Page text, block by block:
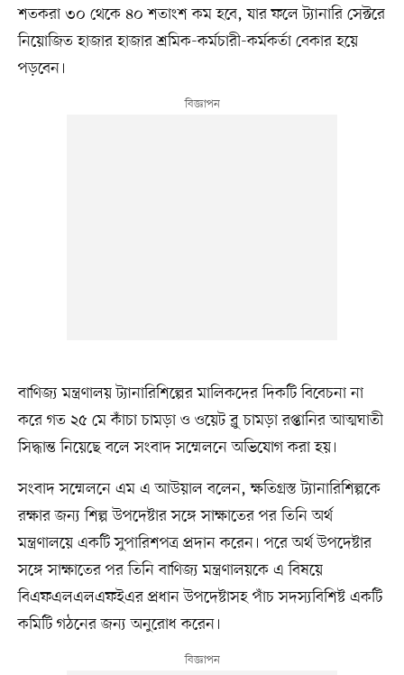
শতকরা ৩০ থেকে ৪০ শতাংশ কম হবে, যার ফলে ট্যানারি সেক্টরে
নিয়োজিত হাজার হাজার শ্রমিক-কর্মচারী-কর্মকর্তা বেকার হয়ে
পড়বেন।
বাণিজ্য মন্ত্রণালয় ট্যানারিশিল্পের মালিকদের দিকটি বিবেচনা না
করে গত ২৫ মে কাঁচা চামড়া ও ওয়েট ব্লু চামড়া রপ্তানির আত্মঘাতী
সিদ্ধান্ত নিয়েছে বলে সংবাদ সম্মেলনে অভিযোগ করা হয়।
সংবাদ সম্মেলনে এম এ আউয়াল বলেন, ক্ষতিগ্রস্ত ট্যানারিশিল্পকে
রক্ষার জন্য শিল্প উপদেষ্টার সঙ্গে সাক্ষাতের পর তিনি অর্থ
মন্ত্রণালয়ে একটি সুপারিশপত্র প্রদান করেন। পরে অর্থ উপদেষ্টার
সঙ্গে সাক্ষাতের পর তিনি বাণিজ্য মন্ত্রণালয়কে এ বিষয়ে
বিএফএলএলএফইএর প্রধান উপদেষ্টাসহ পাঁচ সদস্যবিশিষ্ট একটি
কমিটি গঠনের জন্য অনুরোধ করেন।